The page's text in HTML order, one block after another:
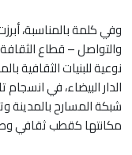
وفي كلمة بالمناسبة،
والتواصل – قطاع
نوعية للبنيات الثقافية
الدار البيضاء، في
شبكة المسارح بالمدينة
مكانتها كقطب ثقافي